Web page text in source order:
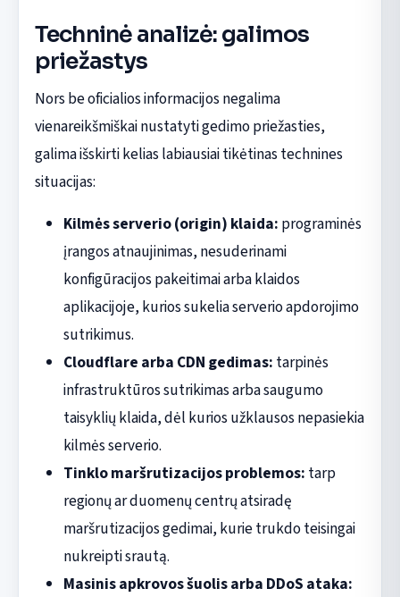
Techninė analizė: galimos
priežastys
Nors be oficialios informacijos negalima
vienareikšmiškai nustatyti gedimo priežasties,
galima išskirti kelias labiausiai tikėtinas technines
situacijas:
Kilmės serverio (origin) klaida: programinės
įrangos atnaujinimas, nesuderinami
konfigūracijos pakeitimai arba klaidos
aplikacijoje, kurios sukelia serverio apdorojimo
sutrikimus.
Cloudflare arba CDN gedimas: tarpinės
infrastruktūros sutrikimas arba saugumo
taisyklių klaida, dėl kurios užklausos nepasiekia
kilmės serverio.
Tinklo maršrutizacijos problemos: tarp
regionų ar duomenų centrų atsiradę
maršrutizacijos gedimai, kurie trukdo teisingai
nukreipti srautą.
Masinis apkrovos šuolis arba DDoS ataka: